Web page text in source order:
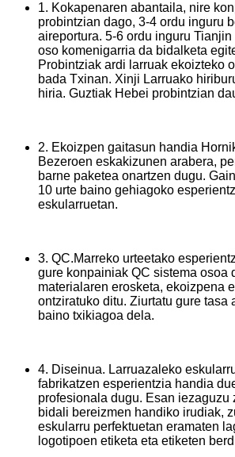
1. Kokapenaren abantaila, nire
probintzian dago, 3-4 ordu inguru
aireportura. 5-6 ordu inguru
oso komenigarria da bidalketa
Probintziak ardi larruak ekoizteko
bada Txinan. Xinji Larruako
hiria. Guztiak Hebei probintzian
2. Ekoizpen gaitasun handia
Bezeroen eskakizunen arabera,
barne paketea onartzen dugu.
10 urte baino gehiagoko
eskularruetan.
3. QC.Marreko urteetako
gure konpainiak QC sistema osoa
materialaren erosketa, ekoizpena
ontziratuko ditu. Ziurtatu gure tasa
baino txikiagoa dela.
4. Diseinua. Larruazaleko
fabrikatzen esperientzia handia
profesionala dugu. Esan iezaguzu
bidali bereizmen handiko irudiak,
eskularru perfektuetan eramaten
logotipoen etiketa eta etiketen